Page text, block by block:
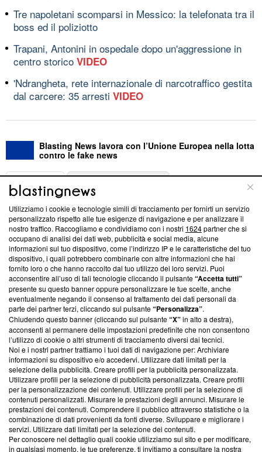
Tre napoletani scomparsi in Messico: la telefonata tra il
boss ed il poliziotto
Trapani, Antonini in ospedale dopo un'aggressione in
centro storico VIDEO
'Ndrangheta, rete internazionale di narcotraffico gestita
dal carcere: 35 arresti VIDEO
Blasting News lavora con l’Unione Europea nella lotta
contro le fake news
ABOUT
Questa sezione offre informazioni trasparenti su Blasting
News, sui nostri processi editoriali e su come ci impegniamo a
creare news di qualità. Inoltre, afferma la nostra aderenza a
‘Trust Project - News with Integrity’Blasting News non è
ancora membro del programma, ma ha richiesto di farne
parte; Trust Project non ha ancora effettuato una verifica di
conformità agli standard.
Su di noi
Team editoriale
Corporate
Redazione
Informativa Privacy
Cookie Policy
Blasting SA, IDI CHE-247.845.224, Via Carlo Frasca, 3 - 6900
Lugano (Svizzera) Tel:+39 0690258937
Utilizziamo i cookie e tecnologie simili di tracciamento per fornirti un servizio
personalizzato rispetto alle tue esigenze di navigazione e per analizzare il
nostro traffico. Raccogliamo e condividiamo con i nostri 1624partner che si
occupano di analisi dei dati web, pubblicità e social media, alcune
informazioni sul tuo dispositivo, come l’indirizzo IP e le caratteristiche del tuo
dispositivo, i quali potrebbero combinarle con altre informazioni che hai
fornito loro o che hanno raccolto dal tuo utilizzo dei loro servizi. Puoi
acconsentire all’uso di tali tecnologie cliccando il pulsante“Accetta tutti”
presente su questo banner oppure personalizzare le tue scelte, anche
eventualmente negando il consenso al trattamento dei dati personali da
parte dei partner terzi, cliccando sul pulsante“Personalizza”.
Chiudendo questo banner (cliccando sul pulsante“X”in alto a destra),
acconsenti al permanere delle impostazioni predefinite che non consentono
l’utilizzo di cookie o altri strumenti di tracciamento diversi dai tecnici.
Noi e i nostri partner trattiamo i tuoi dati di navigazione per: Archiviare
informazioni su dispositivo e/o accedervi. Utilizzare dati limitati per la
selezione della pubblicità. Creare profili per la pubblicità personalizzata.
Utilizzare profili per la selezione di pubblicità personalizzata. Creare profili
per la personalizzazione dei contenuti. Utilizzare profili per la selezione di
contenuti personalizzati. Misurare le prestazioni degli annunci. Misurare le
prestazioni dei contenuti. Comprendere il pubblico attraverso statistiche o la
combinazione di dati provenienti da fonti diverse. Sviluppare e migliorare i
servizi. Utilizzare dati limitati per la selezione dei contenuti.
Per conoscere nel dettaglio quali cookie utilizziamo sul sito e per modificare,
in qualsiasi momento, le tue preferenze, ti invitiamo a consultare la nostra